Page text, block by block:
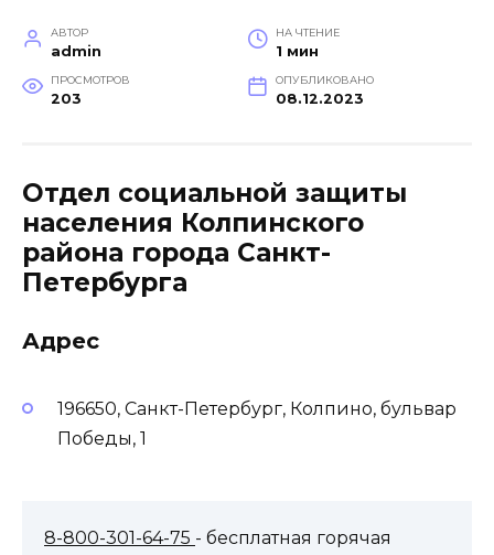
АВТОР
admin
НА ЧТЕНИЕ
1 мин
ПРОСМОТРОВ
203
ОПУБЛИКОВАНО
08.12.2023
Отдел социальной защиты
населения Колпинского
района города Санкт-
Петербурга
Адрес
196650, Санкт-Петербург, Колпино, бульвар
Победы, 1
8-800-301-64-75 - бесплатная горячая